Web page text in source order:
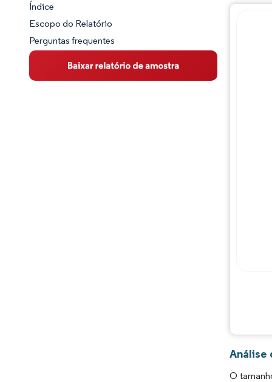
Panorama do Mercado
Visão Geral do Mercado
Principais Tendências de Mercado
Índice
Escopo do Relatório
Perguntas frequentes
Análise
O